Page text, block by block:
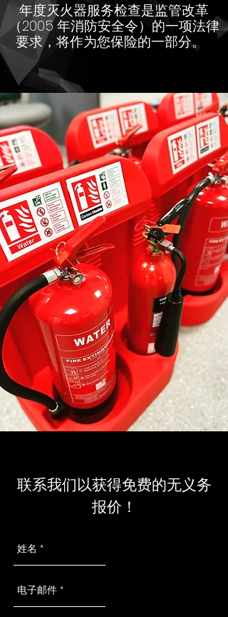
年度灭火器服务检查是监管改革
（2005 年消防安全令）的一项法律
要求，将作为您保险的一部分。
联系我们以获得免费的无义务
报价！